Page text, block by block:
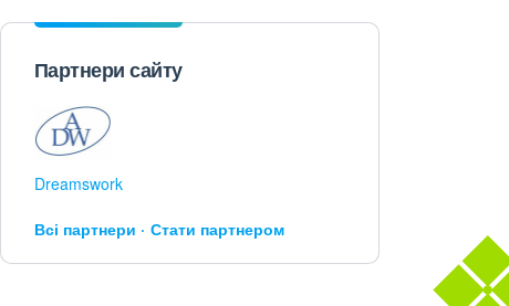
Партнери сайту
Dreamswork
Всі партнери Стати партнером